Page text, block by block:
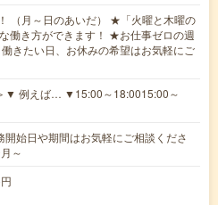
（月～日のあいだ） ★「火曜と木曜の
働き方ができます！ ★お仕事ゼロの週
きたい日、お休みの希望はお気軽にご
▼ 例えば… ▼15:00～18:0015:00～
始日や期間はお気軽にご相談くださ
～